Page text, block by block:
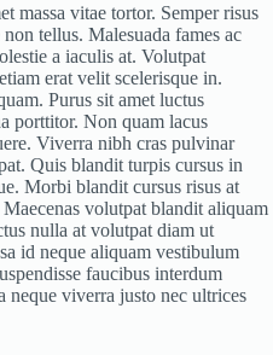
massa vitae tortor. Semper risus
tellus. Malesuada fames ac
a iaculis at. Volutpat
erat velit scelerisque in.
Purus sit amet luctus
porttitor. Non quam lacus
Viverra nibh cras pulvinar
Quis blandit turpis cursus in
Morbi blandit cursus risus at
volutpat blandit aliquam
nulla at volutpat diam ut
id neque aliquam vestibulum
faucibus interdum
neque viverra justo nec ultrices